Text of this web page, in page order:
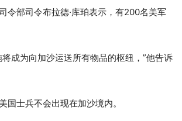
令部司令布拉德·库珀表示，有200名美军
成为向加沙运送所有物品的枢纽，”他告诉
国士兵不会出现在加沙境内。